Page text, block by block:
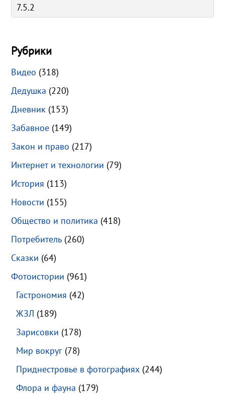
Рубрики
Видео (318)
Дедушка (220)
Дневник (153)
Забавное (149)
Закон и право (217)
Интернет и технологии (79)
История (113)
Новости (155)
Общество и политика (418)
Потребитель (260)
Сказки (64)
Фотоистории (961)
Гастрономия (42)
ЖЗЛ (189)
Зарисовки (178)
Мир вокруг (78)
Приднестровье в фотографиях (244)
Флора и фауна (179)